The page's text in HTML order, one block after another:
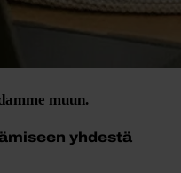
muun.
yhdestä